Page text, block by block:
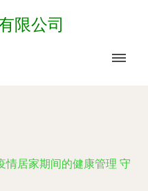
限公司
情居家期间的健康管理 守